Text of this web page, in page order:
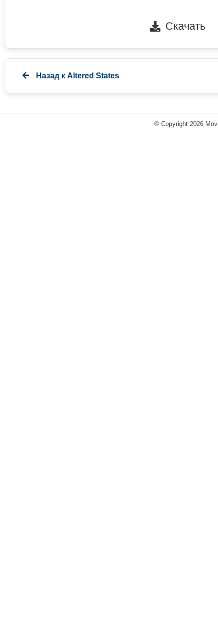
Скачать
Назад к Altered States
© Copyright 2026